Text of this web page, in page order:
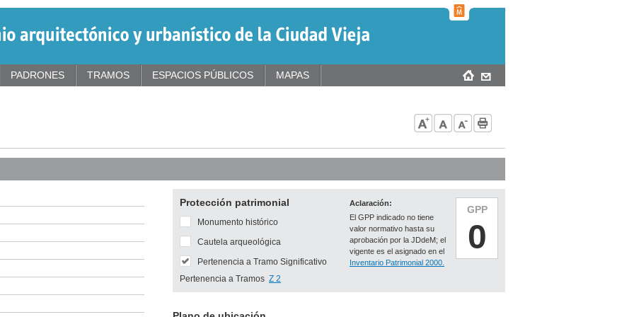
Protección patrimonial
GPP
0
Aclaración:
El GPP indicado no tiene
valor normativo hasta su
aprobación por la JDdeM; el
vigente es el asignado en el
Inventario Patrimonial 2000.
Monumento histórico
Cautela arqueológica
Pertenencia a Tramo Significativo
Pertenencia a Tramos Z 2
PADRONES TRAMOS ESPACIOS PÚBLICOS MAPAS